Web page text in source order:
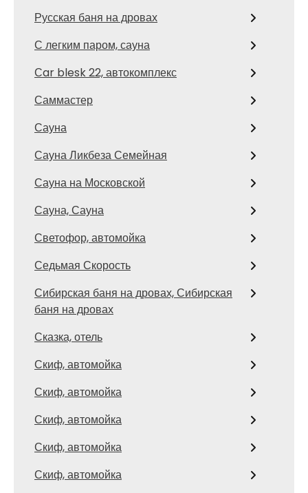
Русская баня на дровах
С легким паром, сауна
Сar blesk 22, автокомплекс
Саммастер
Сауна
Сауна Ликбеза Семейная
Сауна на Московской
Сауна, Сауна
Светофор, автомойка
Седьмая Скорость
Сибирская баня на дровах, Сибирская
баня на дровах
Сказка, отель
Скиф, автомойка
Скиф, автомойка
Скиф, автомойка
Скиф, автомойка
Скиф, автомойка